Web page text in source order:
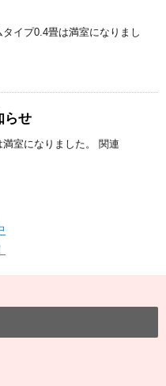
イプ0.4畳は満室になりまし
らせ
室になりました。 関連